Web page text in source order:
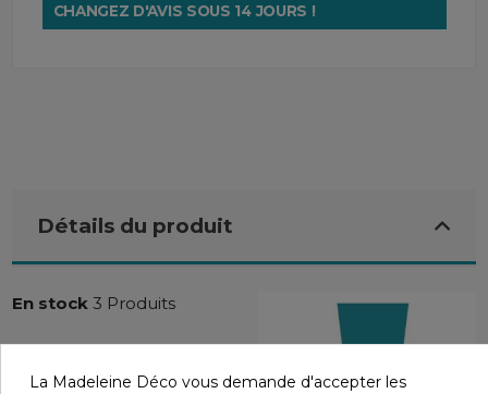
CHANGEZ D'AVIS SOUS 14 JOURS !
Détails du produit
En stock 3 Produits
La Madeleine Déco vous demande d'accepter les